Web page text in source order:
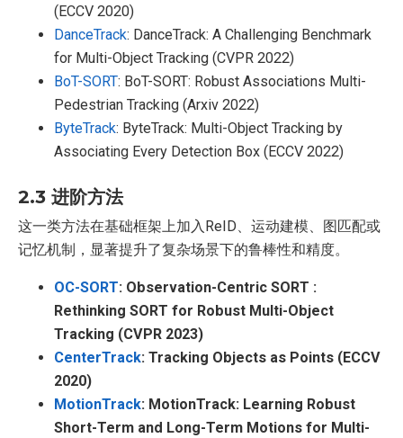
(ECCV 2020)
DanceTrack: DanceTrack: A Challenging Benchmark
for Multi-Object Tracking (CVPR 2022)
BoT-SORT: BoT-SORT: Robust Associations Multi-
Pedestrian Tracking (Arxiv 2022)
ByteTrack: ByteTrack: Multi-Object Tracking by
Associating Every Detection Box (ECCV 2022)
2.3 进阶方法
这一类方法在基础框架上加入ReID、运动建模、图匹配或
记忆机制，显著提升了复杂场景下的鲁棒性和精度。
OC-SORT: Observation-Centric SORT :
Rethinking SORT for Robust Multi-Object
Tracking (CVPR 2023)
CenterTrack: Tracking Objects as Points (ECCV
2020)
MotionTrack: MotionTrack: Learning Robust
Short-Term and Long-Term Motions for Multi-